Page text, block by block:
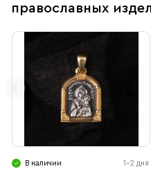
православных
В наличии 1-2 дня